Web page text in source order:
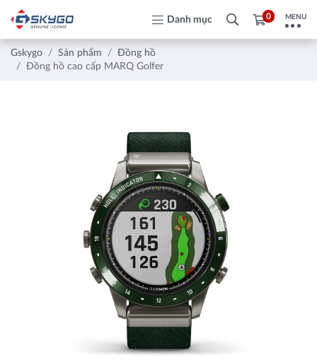
Danh mục 0 MENU
Gskygo Sản phẩm
Đồng hồ
Đồng hồ cao cấp MARQ Golfer